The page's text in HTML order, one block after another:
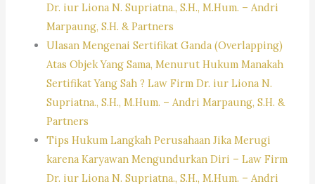
Dr. iur Liona N. Supriatna., S.H., M.Hum. – Andri
Marpaung, S.H. & Partners
Ulasan Mengenai Sertifikat Ganda (Overlapping)
Atas Objek Yang Sama, Menurut Hukum Manakah
Sertifikat Yang Sah ? Law Firm Dr. iur Liona N.
Supriatna., S.H., M.Hum. – Andri Marpaung, S.H. &
Partners
Tips Hukum Langkah Perusahaan Jika Merugi
karena Karyawan Mengundurkan Diri – Law Firm
Dr. iur Liona N. Supriatna., S.H., M.Hum. – Andri